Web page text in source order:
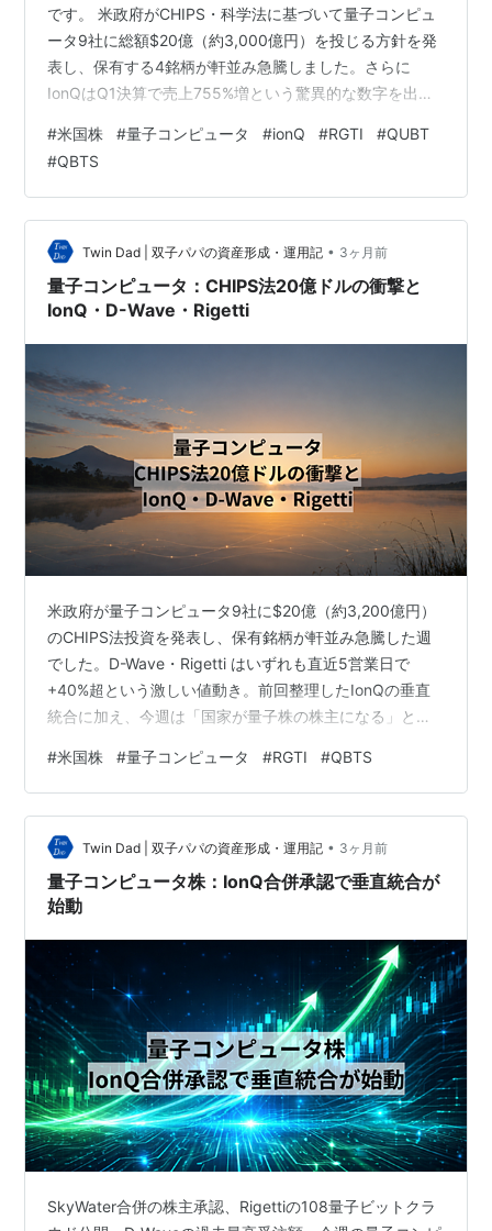
です。 米政府がCHIPS・科学法に基づいて量子コンピュ
ータ9社に総額$20億（約3,000億円）を投じる方針を発
表し、保有する4銘柄が軒並み急騰しました。さらに
IonQはQ1決算で売上755%増という驚異的な数字を出
ースが絶えない一ヶ月でした。 「これだけ材料が揃って
上がらないはずがない」とは思いつつも、好決算でいっ
たん下落するという「あるある」展開もしっかり味わい
ました。量子株を保有しているとこういう体験が積み重
なりますね。 以下先月の記事になりますので、気になる
方は参照…
#米国株 #量子コンピュータ #ionQ #RGTI #QUBT
#QBTS
Twin Dad | 双子パパの資産形成・運用記 • 3ヶ月前
量子コンピュータ：CHIPS法20億ドルの衝撃と
IonQ・D-Wave・Rigetti
米政府が量子コンピュータ9社に$20億（約3,200億円）
のCHIPS法投資を発表し、保有銘柄が軒並み急騰した週
でした。D-Wave・Rigetti はいずれも直近5営業日で
+40%超という激しい値動き。前回整理したIonQの垂直
統合に加え、今週は「国家が量子株の株主になる」とい
争とQUBTの「9,000%増収でも選外」問題をあわせて整
理します。 米政府$20億CHIPS法投資：量子株に「国家
の太鼓判」 5月21〜22日、米商務省（Department of
Commerce）が量子コンピュータ分野に対してCHIPS・
科学法（CHIPS a…
#米国株 #量子コンピュータ #RGTI #QBTS
Twin Dad | 双子パパの資産形成・運用記 • 3ヶ月前
量子コンピュータ株：IonQ合併承認で垂直統合が
始動
SkyWater合併の株主承認、Rigettiの108量子ビットクラ